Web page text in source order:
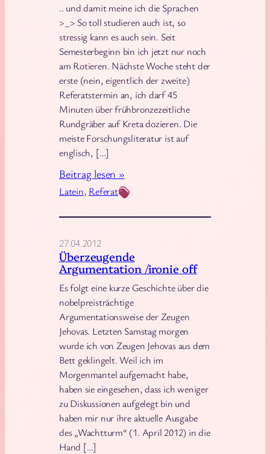
Latein, Referat
.. und damit meine ich die Sprachen
>_> So toll studieren auch ist, so
stressig kann es auch sein. Seit
Semesterbeginn bin ich jetzt nur noch
am Rotieren. Nächste Woche steht der
erste (nein, eigentlich der zweite)
Referatstermin an, ich darf 45
Minuten über frühbronzezeitliche
Rundgräber auf Kreta dozieren. Die
meiste Forschungsliteratur ist auf
englisch, […]
Beitrag lesen »:
I
a
i
e
n
i
s
c
h
,
G
r
i
e
27.04.2012
Überzeugende
Argumentation /ironie off
Es folgt eine kurze Geschichte über die
nobelpreisträchtige
Argumentationsweise der Zeugen
Jehovas. Letzten Samstag morgen
wurde ich von Zeugen Jehovas aus dem
Bett geklingelt. Weil ich im
Morgenmantel aufgemacht habe,
haben sie eingesehen, dass ich weniger
zu Diskussionen aufgelegt bin und
haben mir nur ihre aktuelle Ausgabe
des „Wachtturm“ (1. April 2012) in die
Hand […]